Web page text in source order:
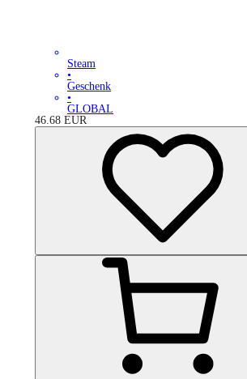
Steam
•
Geschenk
•
GLOBAL
46.68 EUR